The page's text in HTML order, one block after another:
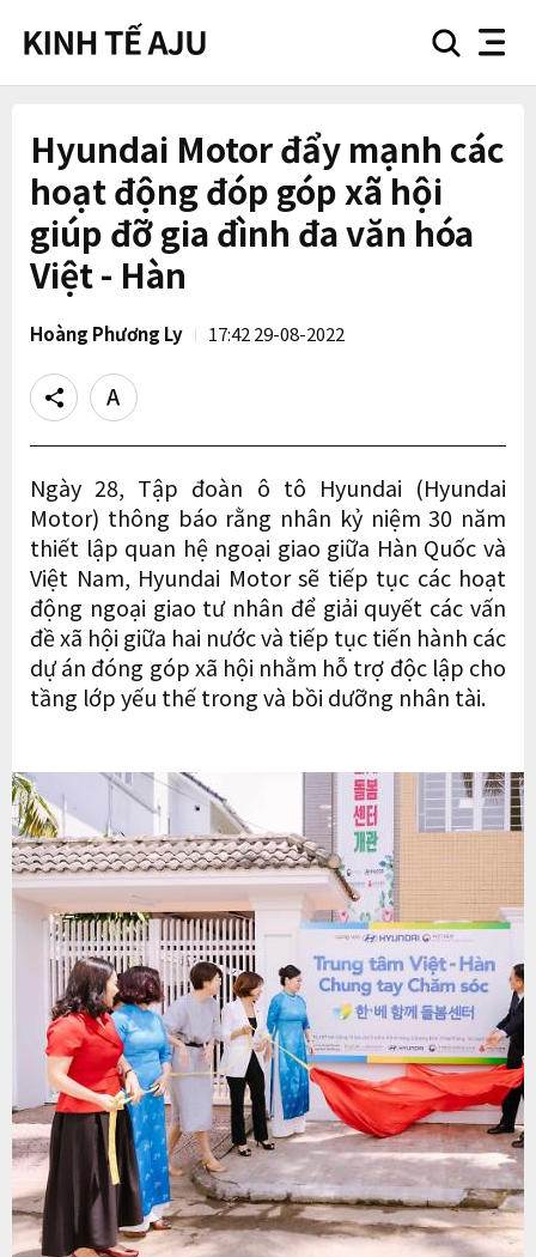
searchnav
Hyundai Motor đẩy mạnh các
hoạt động đóp góp xã hội
giúp đỡ gia đình đa văn hóa
Việt - Hàn
Hoàng Phương Ly 17:42 29-08-2022
Share
Text
size
Ngày 28, Tập đoàn ô tô Hyundai (Hyundai
Motor) thông báo rằng nhân kỷ niệm 30 năm
thiết lập quan hệ ngoại giao giữa Hàn Quốc và
Việt Nam, Hyundai Motor sẽ tiếp tục các hoạt
động ngoại giao tư nhân để giải quyết các vấn
đề xã hội giữa hai nước và tiếp tục tiến hành các
dự án đóng góp xã hội nhằm hỗ trợ độc lập cho
tầng lớp yếu thế trong và bồi dưỡng nhân tài.